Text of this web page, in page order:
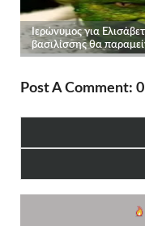
Post A Comment: 0